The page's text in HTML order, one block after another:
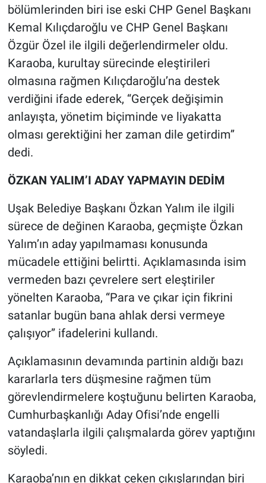
bölümlerinden biri ise eski CHP Genel Başkanı
Kemal Kılıçdaroğlu ve CHP Genel Başkanı
Özgür Özel ile ilgili değerlendirmeler oldu.
Karaoba, kurultay sürecinde eleştirileri
olmasına rağmen Kılıçdaroğlu’na destek
verdiğini ifade ederek, “Gerçek değişimin
anlayışta, yönetim biçiminde ve liyakatta
olması gerektiğini her zaman dile getirdim”
dedi.
ÖZKAN YALIM’I ADAY YAPMAYIN DEDİM
Uşak Belediye Başkanı Özkan Yalım ile ilgili
sürece de değinen Karaoba, geçmişte Özkan
Yalım’ın aday yapılmaması konusunda
mücadele ettiğini belirtti. Açıklamasında isim
vermeden bazı çevrelere sert eleştiriler
yönelten Karaoba, “Para ve çıkar için fikrini
satanlar bugün bana ahlak dersi vermeye
çalışıyor” ifadelerini kullandı.
Açıklamasının devamında partinin aldığı bazı
kararlarla ters düşmesine rağmen tüm
görevlendirmelere koştuğunu belirten Karaoba,
Cumhurbaşkanlığı Aday Ofisi’nde engelli
vatandaşlarla ilgili çalışmalarda görev yaptığını
söyledi.
Karaoba’nın en dikkat çeken çıkışlarından biri